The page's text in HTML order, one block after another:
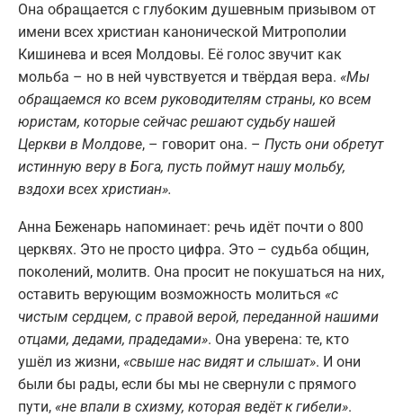
Она обращается с глубоким душевным призывом от
имени всех христиан канонической Митрополии
Кишинева и всея Молдовы. Её голос звучит как
мольба – но в ней чувствуется и твёрдая вера. «Мы
обращаемся ко всем руководителям страны, ко всем
юристам, которые сейчас решают судьбу нашей
Церкви в Молдове, – говорит она. – Пусть они обретут
истинную веру в Бога, пусть поймут нашу мольбу,
вздохи всех христиан».
Анна Беженарь напоминает: речь идёт почти о 800
церквях. Это не просто цифра. Это – судьба общин,
поколений, молитв. Она просит не покушаться на них,
оставить верующим возможность молиться «с
чистым сердцем, с правой верой, переданной нашими
отцами, дедами, прадедами». Она уверена: те, кто
ушёл из жизни, «свыше нас видят и слышат». И они
были бы рады, если бы мы не свернули с прямого
пути, «не впали в схизму, которая ведёт к гибели».